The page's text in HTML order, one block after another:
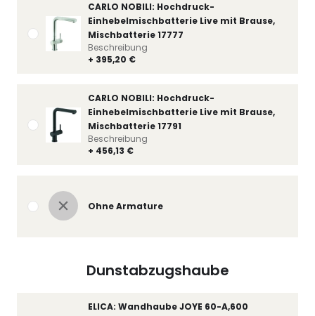
CARLO NOBILI: Hochdruck-
Einhebelmischbatterie Live mit Brause,
Mischbatterie 17777
+ 395,20 €
Beschreibung
CARLO NOBILI: Hochdruck-
Einhebelmischbatterie Live mit Brause,
Mischbatterie 17791
+ 456,13 €
Beschreibung
Ohne Armature
Dunstabzugshaube
ELICA: Wandhaube JOYE 60-A,600